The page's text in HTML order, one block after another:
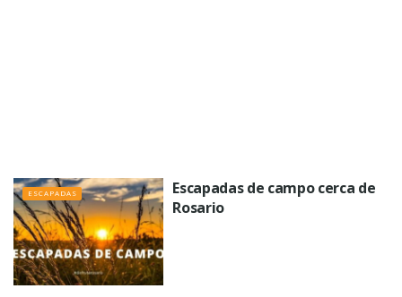
ESCAPADAS
Escapadas de campo cerca de
Rosario